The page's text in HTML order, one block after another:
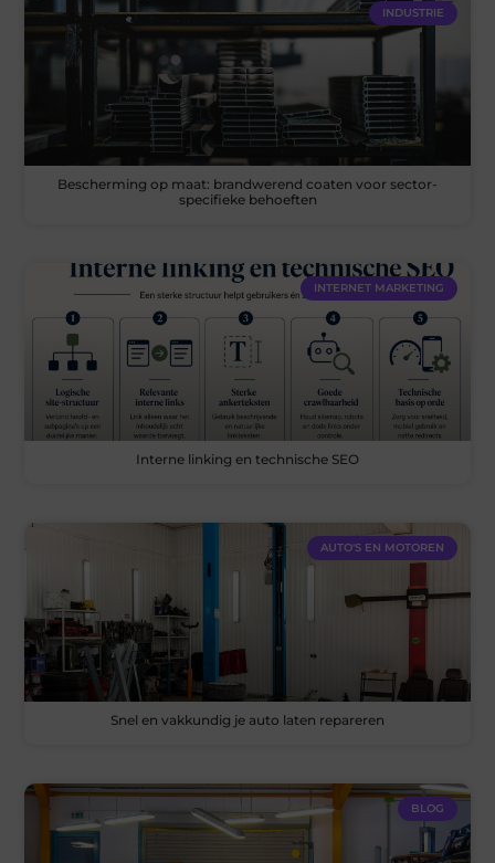
INDUSTRIE
Bescherming op maat: brandwerend coaten voor sector-
specifieke behoeften
INTERNET MARKETING
Interne linking en technische SEO
AUTO'S EN MOTOREN
Snel en vakkundig je auto laten repareren
BLOG